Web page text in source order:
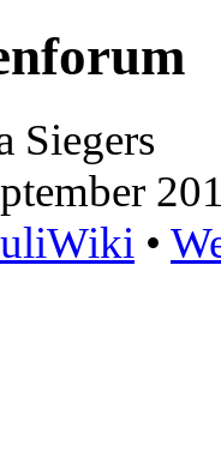
Siegers
•